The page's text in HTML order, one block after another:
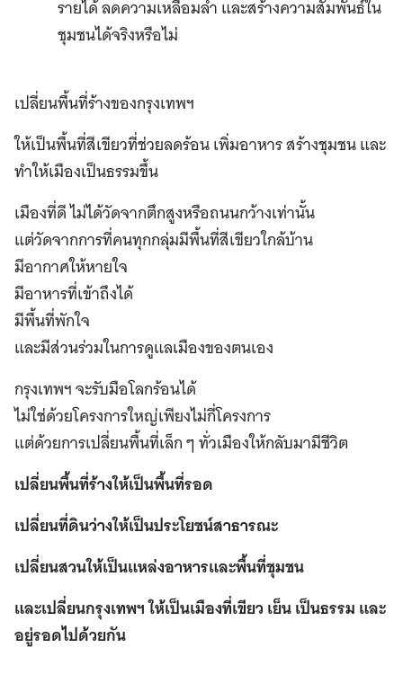
รายได้ ลดความเหลื่อมล้ำ และสร้างความสัมพันธ์ใน
ชุมชนได้จริงหรือไม่
เปลี่ยนพื้นที่ร้างของกรุงเทพฯ
ให้เป็นพื้นที่สีเขียวที่ช่วยลดร้อน เพิ่มอาหาร สร้างชุมชน และ
ทำให้เมืองเป็นธรรมขึ้น
เมืองที่ดี ไม่ได้วัดจากตึกสูงหรือถนนกว้างเท่านั้น
แต่วัดจากการที่คนทุกกลุ่มมีพื้นที่สีเขียวใกล้บ้าน
มีอากาศให้หายใจ
มีอาหารที่เข้าถึงได้
มีพื้นที่พักใจ
และมีส่วนร่วมในการดูแลเมืองของตนเอง
กรุงเทพฯ จะรับมือโลกร้อนได้
ไม่ใช่ด้วยโครงการใหญ่เพียงไม่กี่โครงการ
แต่ด้วยการเปลี่ยนพื้นที่เล็ก ๆ ทั่วเมืองให้กลับมามีชีวิต
เปลี่ยนพื้นที่ร้างให้เป็นพื้นที่รอด
เปลี่ยนที่ดินว่างให้เป็นประโยชน์สาธารณะ
เปลี่ยนสวนให้เป็นแหล่งอาหารและพื้นที่ชุมชน
และเปลี่ยนกรุงเทพฯ ให้เป็นเมืองที่เขียว เย็น เป็นธรรม และ
อยู่รอดไปด้วยกัน